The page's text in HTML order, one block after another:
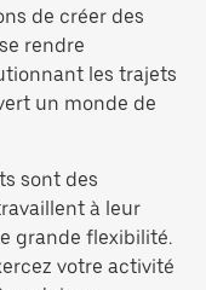
de créer des
rendre
les trajets
un monde de
sont des
à leur
grande flexibilité.
votre activité